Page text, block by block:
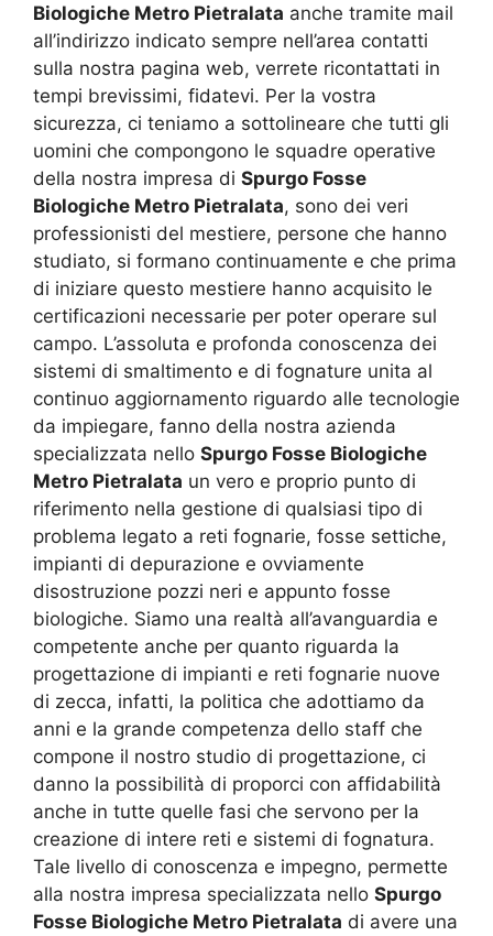
Biologiche Metro Pietralata anche tramite mail
all’indirizzo indicato sempre nell’area contatti
sulla nostra pagina web, verrete ricontattati in
tempi brevissimi, fidatevi. Per la vostra
sicurezza, ci teniamo a sottolineare che tutti gli
uomini che compongono le squadre operative
della nostra impresa di Spurgo Fosse
Biologiche Metro Pietralata, sono dei veri
professionisti del mestiere, persone che hanno
studiato, si formano continuamente e che prima
di iniziare questo mestiere hanno acquisito le
certificazioni necessarie per poter operare sul
campo. L’assoluta e profonda conoscenza dei
sistemi di smaltimento e di fognature unita al
continuo aggiornamento riguardo alle tecnologie
da impiegare, fanno della nostra azienda
specializzata nello Spurgo Fosse Biologiche
Metro Pietralata un vero e proprio punto di
riferimento nella gestione di qualsiasi tipo di
problema legato a reti fognarie, fosse settiche,
impianti di depurazione e ovviamente
disostruzione pozzi neri e appunto fosse
biologiche. Siamo una realtà all’avanguardia e
competente anche per quanto riguarda la
progettazione di impianti e reti fognarie nuove
di zecca, infatti, la politica che adottiamo da
anni e la grande competenza dello staff che
compone il nostro studio di progettazione, ci
danno la possibilità di proporci con affidabilità
anche in tutte quelle fasi che servono per la
creazione di intere reti e sistemi di fognatura.
Tale livello di conoscenza e impegno, permette
alla nostra impresa specializzata nello Spurgo
Fosse Biologiche Metro Pietralata di avere una